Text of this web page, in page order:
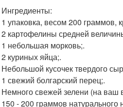
Ингредиенты:
1 упаковка, весом 200 граммов,
2 картофелины средней
1 небольшая морковь;.
2 куриных яйца;.
Небольшой кусочек твердого
1 свежий болгарский перец;.
Немного свежей зелени (на ваш
150 - 200 граммов натурального